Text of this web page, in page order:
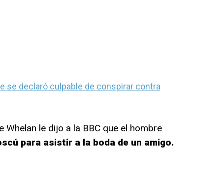
se declaró culpable de conspirar contra
le dijo a la BBC que el hombre
para asistir a la boda de un amigo.